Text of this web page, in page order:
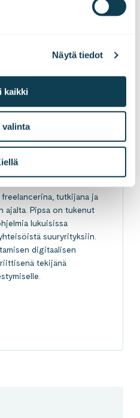
Näytä tiedot
kaikki
valinta
ja
tutkijana ja
ajalta. Pipsa on tukenut
lukuisissa
suuryrityksiin.
digitaalisen
tekijänä